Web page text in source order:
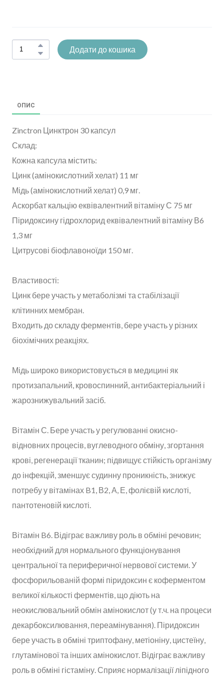
Додати до кошика
ОПИС
Zinctron Цинктрон 30 капсул
Склад:
Кожна капсула містить:
Цинк (амінокислотний хелат) 11 мг
Мідь (амінокислотний хелат) 0,9 мг.
Аскорбат кальцію еквівалентний вітаміну С 75 мг
Піридоксину гідрохлорид еквівалентний вітаміну В6
1,3 мг
Цитрусові біофлавоноїди 150 мг.
Властивості:
Цинк бере участь у метаболізмі та стабілізації
клітинних мембран.
Входить до складу ферментів, бере участь у різних
біохімічних реакціях.
Мідь широко використовується в медицині як
протизапальний, кровоспинний, антибактеріальний і
жарознижувальний засіб.
Вітамін С. Бере участь у регулюванні окисно-
відновних процесів, вуглеводного обміну, згортання
крові, регенерації тканин; підвищує стійкість організму
до інфекцій, зменшує судинну проникність, знижує
потребу у вітамінах B1, В2, А, Е, фолієвій кислоті,
пантотеновій кислоті.
Вітамін B6. Відіграє важливу роль в обміні речовин;
необхідний для нормального функціонування
центральної та периферичної нервової системи. У
фосфорильованій формі піридоксин є коферментом
великої кількості ферментів, що діють на
неокислювальний обмін амінокислот (у т.ч. на процеси
декарбоксилювання, переамінування). Піридоксин
бере участь в обміні триптофану, метіоніну, цистеїну,
глутамінової та інших амінокислот. Відіграє важливу
роль в обміні гістаміну. Сприяє нормалізації ліпідного